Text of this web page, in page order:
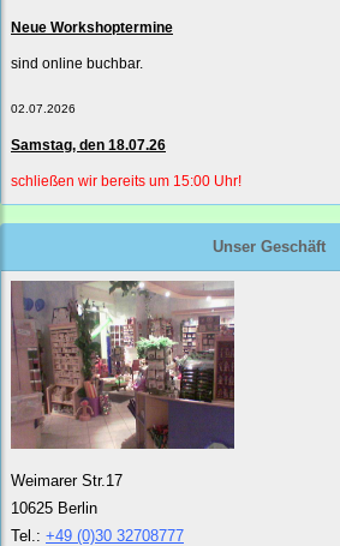
Neue Workshoptermine
sind online buchbar.
02.07.2026
Samstag, den 18.07.26
schließen wir bereits um 15:00 Uhr!
Unser Geschäft
Weimarer Str.17
10625 Berlin
Tel.: +49 (0)30 32708777